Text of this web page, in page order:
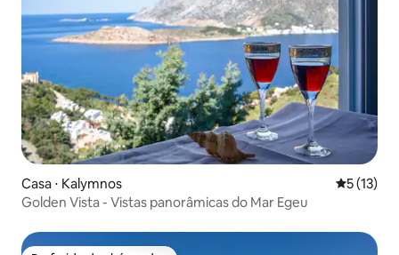
Casa ⋅ Kalymnos 5 de uma
5 (13)
Golden Vista - Vistas panorâmicas do Mar Egeu